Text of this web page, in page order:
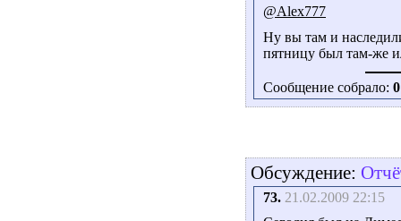
@Alex777
Ну вы там и
пятницу был там-же
Сообщение собрало: 0
Обсуждение:
73. 21.02.2009 22:15